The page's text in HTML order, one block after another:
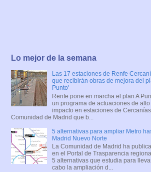
Lo mejor de la semana
Las 17 estaciones de Renfe
que recibirán obras de mejora del
Punto'
Renfe pone en marcha el plan A
un programa de actuaciones de alto
impacto en estaciones de
Comunidad de Madrid que b...
5 alternativas para ampliar Metro
Madrid Nuevo Norte
La Comunidad de Madrid ha
en el Portal de Trasparencia
5 alternativas que estudia para
cabo la ampliación d...